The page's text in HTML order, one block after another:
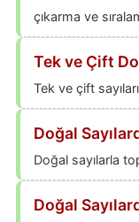
çıkarma ve
Tek ve Çift
Tek ve çift
Doğal
Doğal sayılarla
Doğal